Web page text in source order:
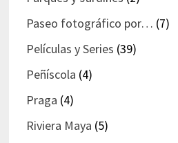
Paseo fotográfico por… (7)
Películas y Series (39)
Peñíscola (4)
Praga (4)
Riviera Maya (5)